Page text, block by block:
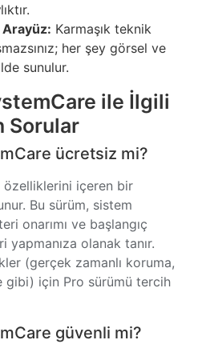
lıktır.
Arayüz: Karmaşık teknik
her şey görsel ve
sunulur.
ile İlgili
Sorular
ücretsiz mi?
özelliklerini içeren bir
Bu sürüm, sistem
onarımı ve başlangıç
olanak tanır.
(gerçek zamanlı koruma,
gibi) için Pro sürümü tercih
güvenli mi?